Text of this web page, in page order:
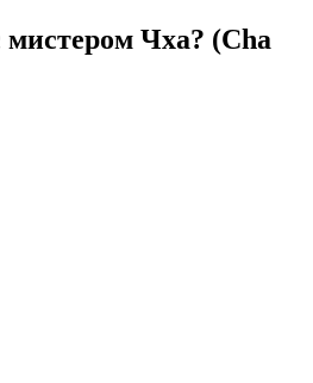
мистером Чха? (Cha